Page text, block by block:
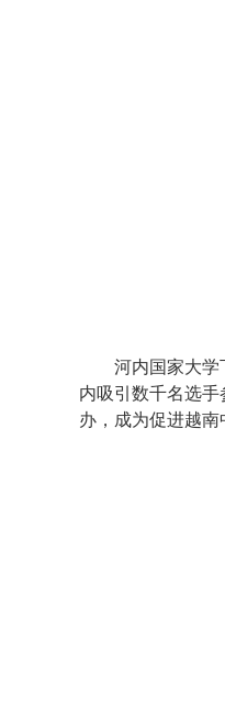
河内国家大学下
内吸引数千名选
办，成为促进越南